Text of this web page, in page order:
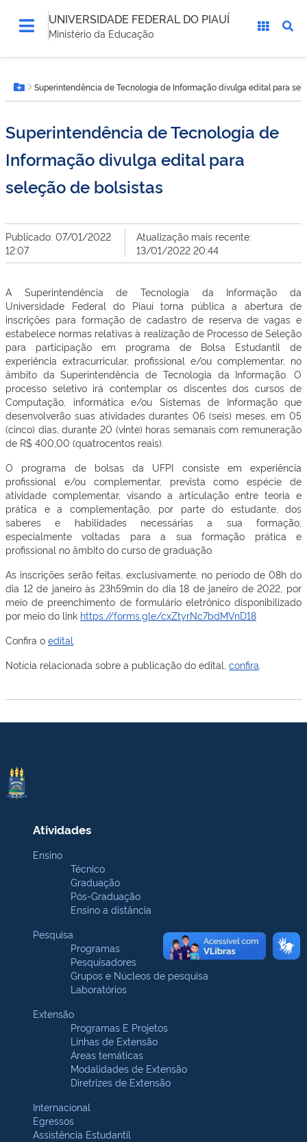
UNIVERSIDADE FEDERAL DO PIAUÍ
Ministério da Educação
está
aqui:Botão Menu
Superintendência de Tecnologia de Informação divulga edital para
Superintendência de Tecnologia de
Informação divulga edital para
seleção de bolsistas
Publicado: 07/01/2022
12:07
Atualização mais recente:
13/01/2022 20:44
A Superintendência de Tecnologia da Informação da
Universidade Federal do Piauí torna pública a abertura de
inscrições para formação de cadastro de reserva de vagas e
estabelece normas relativas à realização de Processo de Seleção
para participação em programa de Bolsa Estudantil de
experiência extracurricular, profissional e/ou complementar, no
âmbito da Superintendência de Tecnologia da Informação. O
processo seletivo irá contemplar os discentes dos cursos de
Computação, informática e/ou Sistemas de Informação que
desenvolverão suas atividades durantes 06 (seis) meses, em 05
(cinco) dias, durante 20 (vinte) horas semanais com remuneração
de R$ 400,00 (quatrocentos reais).
O programa de bolsas da UFPI consiste em experiência
profissional e/ou complementar, prevista como espécie de
atividade complementar, visando a articulação entre teoria e
prática e a complementação, por parte do estudante, dos
saberes e habilidades necessárias a sua formação,
especialmente voltadas para a sua formação prática e
profissional no âmbito do curso de graduação.
As inscrições serão feitas, exclusivamente, no período de 08h do
dia 12 de janeiro às 23h59min do dia 18 de janeiro de 2022, por
meio de preenchimento de formulário eletrônico disponibilizado
por meio do link https://forms.gle/cxZtyrNc7bdMVnD18
Confira o edital
Notícia relacionada sobre a publicação do edital, confira
Atividades
Ensino
Técnico
Graduação
Pós-Graduação
Ensino a distância
Pesquisa
Programas
Pesquisadores
Grupos e Núcleos de pesquisa
Laboratórios
Extensão
Programas E Projetos
Linhas de Extensão
Áreas temáticas
Modalidades de Extensão
Diretrizes de Extensão
Internacional
Egressos
Assistência Estudantil